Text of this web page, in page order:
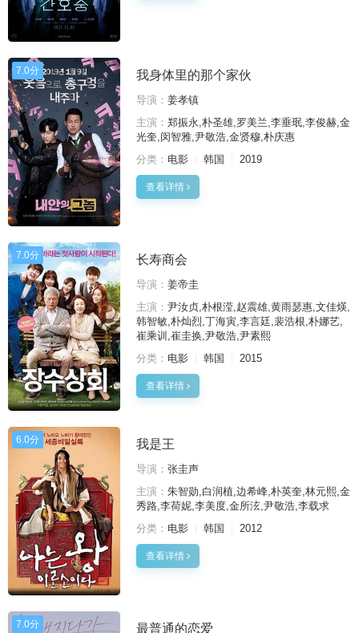
7.0分 我身体里的那个家伙
导演： 姜孝镇
主演： 郑振永,朴圣雄,罗美兰,李垂珉,李俊赫,金
光奎,闵智雅,尹敬浩,金贤穆,朴庆惠
分类： 电影 韩国 2019
查看详情
7.0分 长寿商会
导演： 姜帝圭
主演： 尹汝贞,朴根滢,赵震雄,黄雨瑟惠,文佳煐,
韩智敏,朴灿烈,丁海寅,李言廷,裴浩根,朴娜艺,
崔乘训,崔圭换,尹敬浩,尹素熙
分类： 电影 韩国 2015
查看详情
6.0分 我是王
导演： 张圭声
主演： 朱智勋,白润植,边希峰,朴英奎,林元熙,金
秀路,李荷妮,李美度,金所泫,尹敬浩,李载求
分类： 电影 韩国 2012
查看详情
7.0分 最普通的恋爱